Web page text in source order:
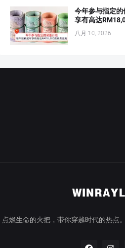
今年参与指定
享有高达
八月 10, 2026
点燃生命的火把，带你穿越时代的热点